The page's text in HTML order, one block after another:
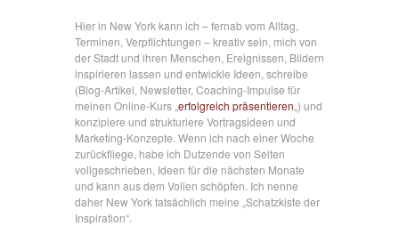
Hier in New York kann ich – fernab vom Alltag,
Terminen, Verpflichtungen – kreativ sein, mich von
der Stadt und ihren Menschen, Ereignissen, Bildern
inspirieren lassen und entwickle Ideen, schreibe
(Blog-Artikel, Newsletter, Coaching-Impulse für
meinen Online-Kurs „ erfolgreich präsentieren „) und
konzipiere und strukturiere Vortragsideen und
Marketing-Konzepte. Wenn ich nach einer Woche
zurückfliege, habe ich Dutzende von Seiten
vollgeschrieben, Ideen für die nächsten Monate
und kann aus dem Vollen schöpfen. Ich nenne
daher New York tatsächlich meine „Schatzkiste der
Inspiration“.